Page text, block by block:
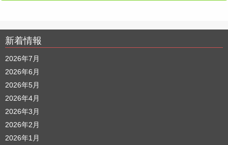
新着情報
2026年7月
2026年6月
2026年5月
2026年4月
2026年3月
2026年2月
2026年1月